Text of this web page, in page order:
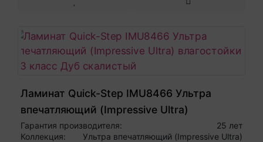
Ламинат Quick-Step IMU8466 Ультра
впечатляющий (Impressive Ultra)
влагостойкий 33 класс Дуб скалистый
Гарантия производителя:
25 лет
Коллекция:
Ультра впечатляющий (Impressive Ultra)